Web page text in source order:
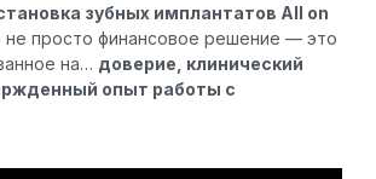
зубных имплантатов All on
не просто финансовое решение — это
на… доверие, клинический
опыт работы с